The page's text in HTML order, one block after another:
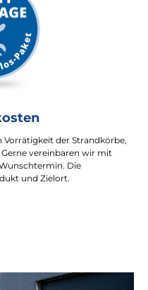
Vorrätigkeit der Strandkörbe,
vereinbaren wir mit
Die
und Zielort.